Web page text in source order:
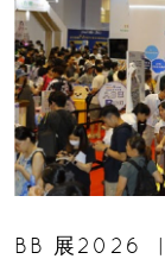
BB 展2026